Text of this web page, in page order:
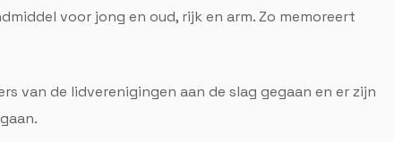
voor jong en oud, rijk en arm. Zo memoreert
van de lidverenigingen aan de slag gegaan en er zijn